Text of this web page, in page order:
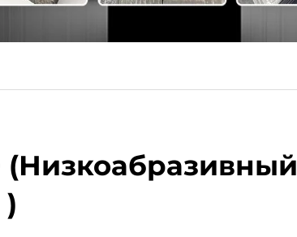
(Низкоабразивный